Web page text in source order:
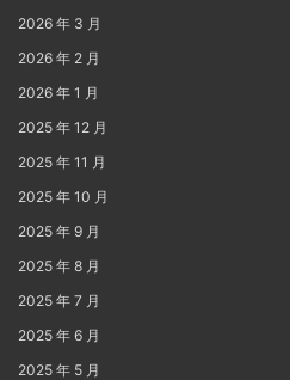
2026 年 3 月
2026 年 2 月
2026 年 1 月
2025 年 12 月
2025 年 11 月
2025 年 10 月
2025 年 9 月
2025 年 8 月
2025 年 7 月
2025 年 6 月
2025 年 5 月